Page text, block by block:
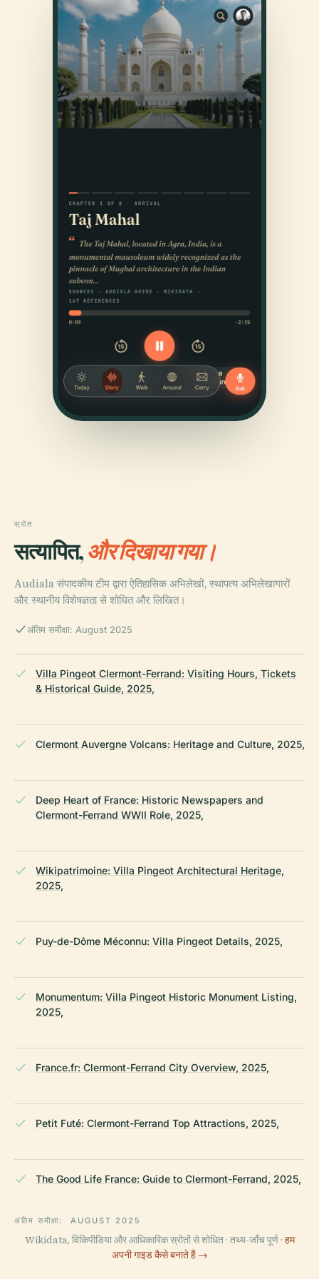
स्रोत
सत्यापित,और दिखाया गया।
Audiala संपादकीय टीम द्वारा ऐतिहासिक अभिलेखों, स्थापत्य अभिलेखागारों
और स्थानीय विशेषज्ञता से शोधित और लिखित।
अंतिम समीक्षा: August 2025
Villa Pingeot Clermont-Ferrand: Visiting Hours, Tickets
& Historical Guide, 2025,
Clermont Auvergne Volcans: Heritage and Culture, 2025,
Deep Heart of France: Historic Newspapers and
Clermont-Ferrand WWII Role, 2025,
Wikipatrimoine: Villa Pingeot Architectural Heritage,
2025,
Puy-de-Dôme Méconnu: Villa Pingeot Details, 2025,
Monumentum: Villa Pingeot Historic Monument Listing,
2025,
France.fr: Clermont-Ferrand City Overview, 2025,
Petit Futé: Clermont-Ferrand Top Attractions, 2025,
The Good Life France: Guide to Clermont-Ferrand, 2025,
अंतिम समीक्षा: AUGUST 2025
Wikidata, विकिपीडिया और आधिकारिक स्रोतों से शोधित · तथ्य-जाँच पूर्ण · हम
अपनी गाइड कैसे बनाते हैं →